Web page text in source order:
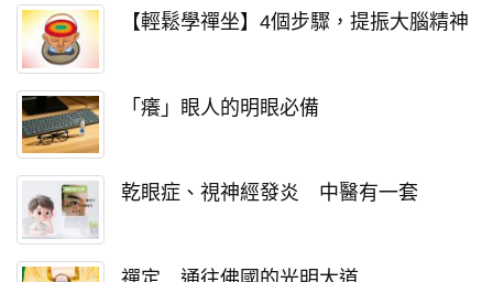
【輕鬆學禪坐】4個步驟，提振大腦精神
「癢」眼人的明眼必備
乾眼症、視神經發炎 中醫有一套